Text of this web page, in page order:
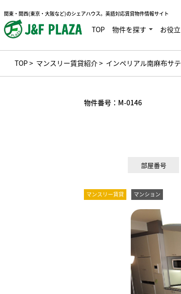
関東・関西(東京・大阪など)のシェアハウス。英語対応賃貸物件情報サイト
TOP 物件を探す お役
TOP> マンスリー賃貸紹介> インペリアル南麻布サ
物件番号： M-0146
部屋番号
マンスリー賃貸 マンション